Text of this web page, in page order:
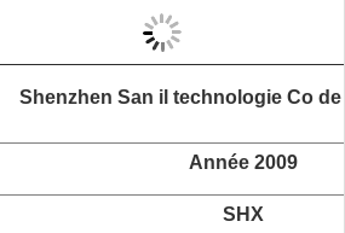
Shenzhen San il technologie Co
Année 2009
SHX